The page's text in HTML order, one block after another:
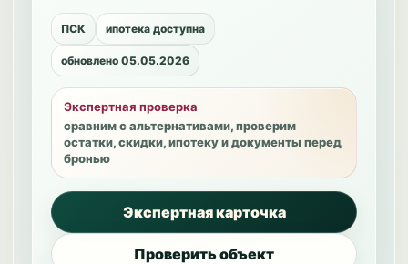
ПСК ипотека доступна
обновлено 05.05.2026
Экспертная проверка
сравним с альтернативами, проверим
остатки, скидки, ипотеку и документы перед
бронью
Экспертная карточка
Проверить объект